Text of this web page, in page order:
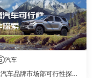
车
车品牌市场部可行性探索